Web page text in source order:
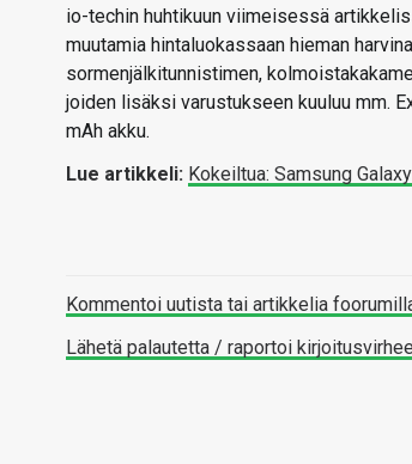
io-techin huhtikuun viimeisessä
muutamia hintaluokassaan hieman
sormenjälkitunnistimen,
joiden lisäksi varustukseen kuuluu mm.
mAh akku.
Lue artikkeli: Kokeiltua: Samsung
Kommentoi uutista tai artikkelia
Lähetä palautetta / raportoi